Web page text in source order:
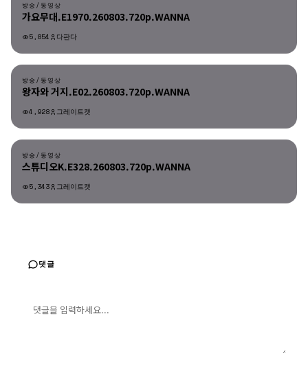
방송/동영상
가요무대.E1970.260803.720p.WANNA
5,854 다판다
방송/동영상
방송/동영상
왕자와 거지.E02.260803.720p.WANNA
4,928 그레이트캣
방송/동영상
방송/동영상
스튜디오K.E328.260803.720p.WANNA
5,343 그레이트캣
댓글